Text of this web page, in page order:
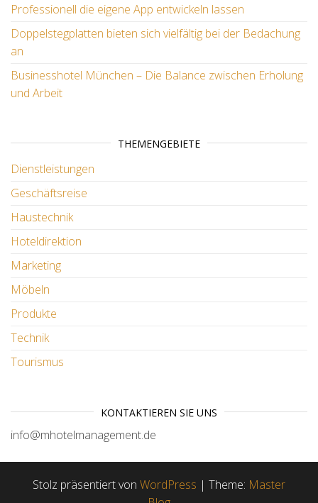
Professionell die eigene App entwickeln lassen
Doppelstegplatten bieten sich vielfältig bei der Bedachung
an
Businesshotel München – Die Balance zwischen Erholung
und Arbeit
THEMENGEBIETE
Dienstleistungen
Geschäftsreise
Haustechnik
Hoteldirektion
Marketing
Möbeln
Produkte
Technik
Tourismus
KONTAKTIEREN SIE UNS
info@mhotelmanagement.de
Stolz präsentiert von WordPress | Theme: Master